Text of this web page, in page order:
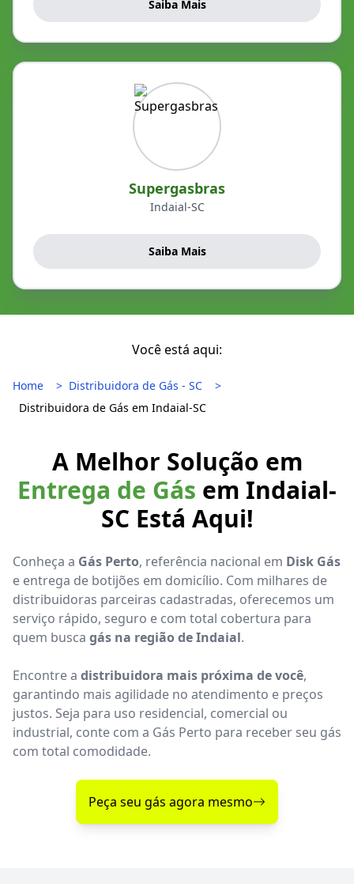
Saiba Mais
Supergasbras
Indaial-SC
Saiba Mais
Você está aqui:
Home
Distribuidora de Gás - SC
Distribuidora de Gás em Indaial-SC
A Melhor Solução em
Entrega de Gás em Indaial-
SC Está Aqui!
Conheça a Gás Perto, referência nacional em Disk Gás
e entrega de botijões em domicílio. Com milhares de
distribuidoras parceiras cadastradas, oferecemos um
serviço rápido, seguro e com total cobertura para
quem busca gás na região de Indaial.
Encontre a distribuidora mais próxima de você,
garantindo mais agilidade no atendimento e preços
justos. Seja para uso residencial, comercial ou
industrial, conte com a Gás Perto para receber seu gás
com total comodidade.
Peça seu gás agora mesmo